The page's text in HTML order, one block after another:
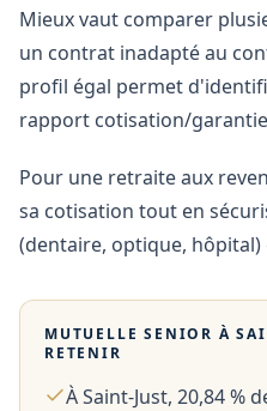
Mieux vaut comparer
un contrat inadapté au
profil égal permet
rapport cotisation/
Pour une retraite aux
sa cotisation tout en
(dentaire, optique,
MUTUELLE SENIOR À
RETENIR
À Saint-Just, 20,84 %